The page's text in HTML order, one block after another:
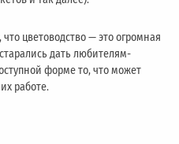
цветоводство — это огромная
дать любителям-
форме то, что может
работе.